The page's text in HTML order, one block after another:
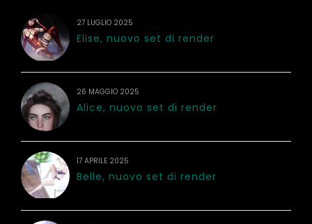
27 LUGLIO 2025
Elise, nuovo set di render
26 MAGGIO 2025
Alice, nuovo set di render
17 APRILE 2025
Belle, nuovo set di render